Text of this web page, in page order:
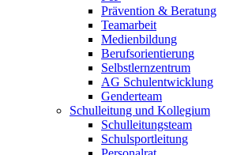
Prävention & Beratung
Teamarbeit
Medienbildung
Berufsorientierung
Selbstlernzentrum
AG Schulentwicklung
Genderteam
Schulleitung und Kollegium
Schulleitungsteam
Schulsportleitung